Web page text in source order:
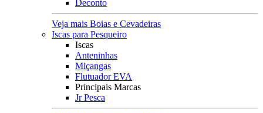
Deconto
Veja mais Boias e Cevadeiras
Iscas para Pesqueiro
Iscas
Anteninhas
Miçangas
Flutuador EVA
Principais Marcas
Jr Pesca